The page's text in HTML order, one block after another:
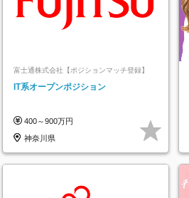
富士通株式会社【ポジションマッチ登録】
IT系オープンポジション
400～900万円
神奈川県